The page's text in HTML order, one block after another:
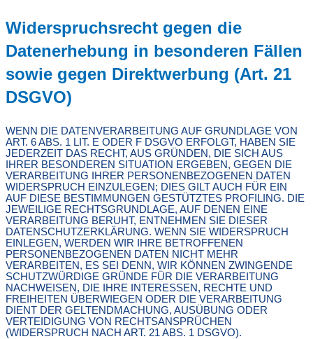
Widerspruchsrecht gegen die
Datenerhebung in besonderen Fällen
sowie gegen Direktwerbung (Art. 21
DSGVO)
WENN DIE DATENVERARBEITUNG AUF GRUNDLAGE VON
ART. 6 ABS. 1 LIT. E ODER F DSGVO ERFOLGT, HABEN SIE
JEDERZEIT DAS RECHT, AUS GRÜNDEN, DIE SICH AUS
IHRER BESONDEREN SITUATION ERGEBEN, GEGEN DIE
VERARBEITUNG IHRER PERSONENBEZOGENEN DATEN
WIDERSPRUCH EINZULEGEN; DIES GILT AUCH FÜR EIN
AUF DIESE BESTIMMUNGEN GESTÜTZTES PROFILING. DIE
JEWEILIGE RECHTSGRUNDLAGE, AUF DENEN EINE
VERARBEITUNG BERUHT, ENTNEHMEN SIE DIESER
DATENSCHUTZERKLÄRUNG. WENN SIE WIDERSPRUCH
EINLEGEN, WERDEN WIR IHRE BETROFFENEN
PERSONENBEZOGENEN DATEN NICHT MEHR
VERARBEITEN, ES SEI DENN, WIR KÖNNEN ZWINGENDE
SCHUTZWÜRDIGE GRÜNDE FÜR DIE VERARBEITUNG
NACHWEISEN, DIE IHRE INTERESSEN, RECHTE UND
FREIHEITEN ÜBERWIEGEN ODER DIE VERARBEITUNG
DIENT DER GELTENDMACHUNG, AUSÜBUNG ODER
VERTEIDIGUNG VON RECHTSANSPRÜCHEN
(WIDERSPRUCH NACH ART. 21 ABS. 1 DSGVO).